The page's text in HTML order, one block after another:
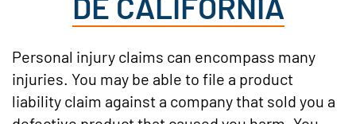
Personal injury claims can encompass many
injuries. You may be able to file a product
liability claim against a company that sold you a